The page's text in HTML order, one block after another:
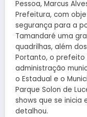
Pessoa, Marcus
Prefeitura, com
segurança para a
Tamandaré uma
quadrilhas, além
Portanto, o
administração
o Estadual e o
Parque Solon de
shows que se inicia
detalhou.